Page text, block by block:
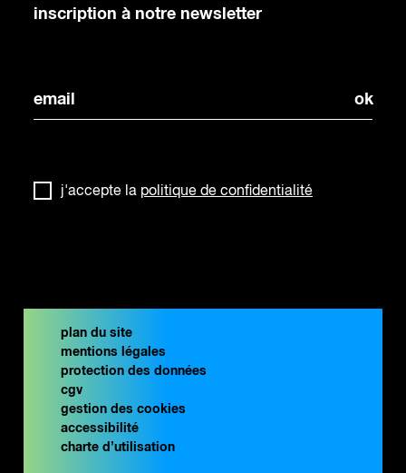
inscription à notre newsletter
j'accepte la politique de confidentialité
plan du site
mentions légales
protection des données
cgv
gestion des cookies
accessibilité
charte d’utilisation